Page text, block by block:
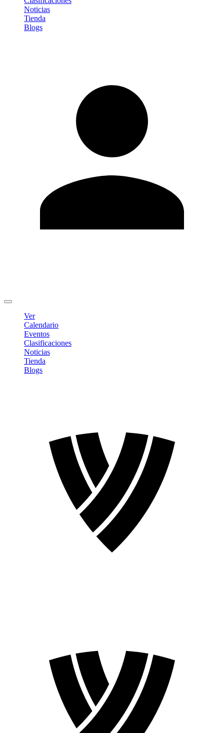
Noticias
Tienda
Blogs
Ver
Calendario
Eventos
Clasificaciones
Noticias
Tienda
Blogs